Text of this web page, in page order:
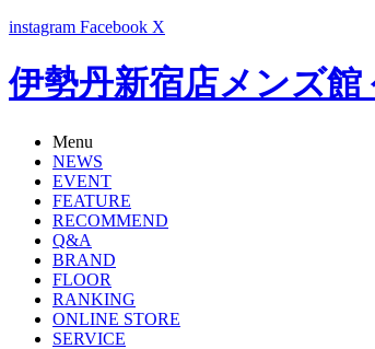
instagram Facebook X
伊勢丹新宿店メンズ館
Menu
NEWS
EVENT
FEATURE
RECOMMEND
Q&A
BRAND
FLOOR
RANKING
ONLINE STORE
SERVICE